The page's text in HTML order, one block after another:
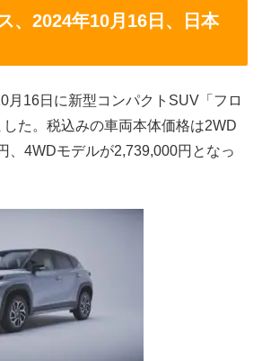
、2024年10月16日、日本
月16日に新型コンパクトSUV「フロ
た。税込みの車両本体価格は2WD
、4WDモデルが2,739,000円となっ